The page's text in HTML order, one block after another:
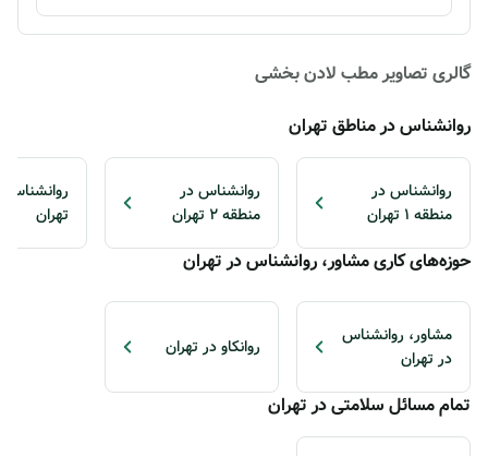
گالری تصاویر مطب لادن بخشی
روانشناس در مناطق تهران
روانشناس در
منطقه 1 تهران
روانشناس در
منطقه 2 تهران
تهران
حوزه‌های کاری مشاور، روانشناس در تهران
مشاور، روانشناس
در تهران
روانکاو در تهران
تمام مسائل سلامتی در تهران